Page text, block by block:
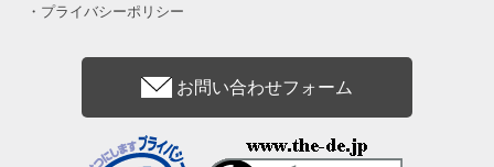
プライバシーポリシー
お問い合わせフォーム